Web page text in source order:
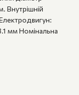
Внутрішній
мм Номінальна